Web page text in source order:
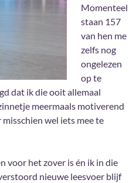
Momenteel
staan 157
van hen me
zelfs nog
ongelezen
op te
dat ik die ooit allemaal
meermaals motiverend
wel iets mee te
voor het zover is én ik in die
nieuwe leesvoer blijf